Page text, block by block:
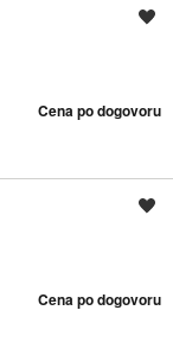
Cena po dogovoru
Cena po dogovoru